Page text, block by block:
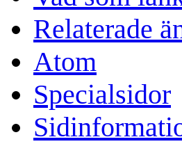
Relaterade
Atom
Specialsidor